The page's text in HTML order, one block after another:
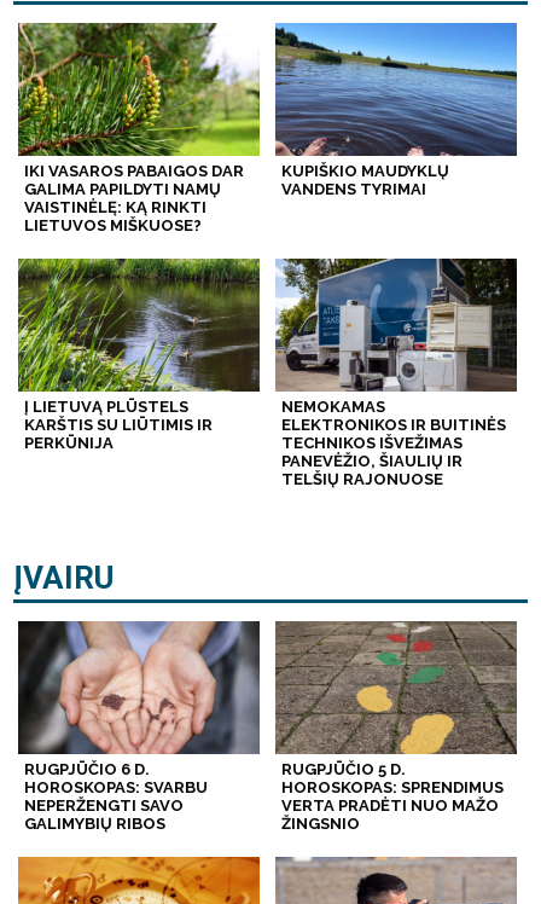
IKI VASAROS PABAIGOS DAR
GALIMA PAPILDYTI NAMŲ
VAISTINĖLĘ: KĄ RINKTI
LIETUVOS MIŠKUOSE?
KUPIŠKIO MAUDYKLŲ
VANDENS TYRIMAI
Į LIETUVĄ PLŪSTELS
KARŠTIS SU LIŪTIMIS IR
PERKŪNIJA
NEMOKAMAS
ELEKTRONIKOS IR BUITINĖS
TECHNIKOS IŠVEŽIMAS
PANEVĖŽIO, ŠIAULIŲ IR
TELŠIŲ RAJONUOSE
ĮVAIRU
RUGPJŪČIO 6 D.
HOROSKOPAS: SVARBU
NEPERŽENGTI SAVO
GALIMYBIŲ RIBOS
RUGPJŪČIO 5 D.
HOROSKOPAS: SPRENDIMUS
VERTA PRADĖTI NUO MAŽO
ŽINGSNIO